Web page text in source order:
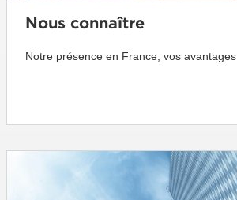
Nous connaître
Notre présence en France, vos avantages